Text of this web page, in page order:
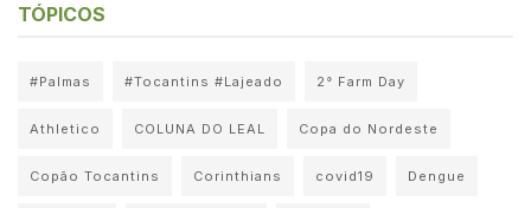
TÓPICOS
#Palmas #Tocantins #Lajeado 2° Farm Day
Athletico COLUNA DO LEAL Copa do Nordeste
Copão Tocantins Corinthians covid19 Dengue